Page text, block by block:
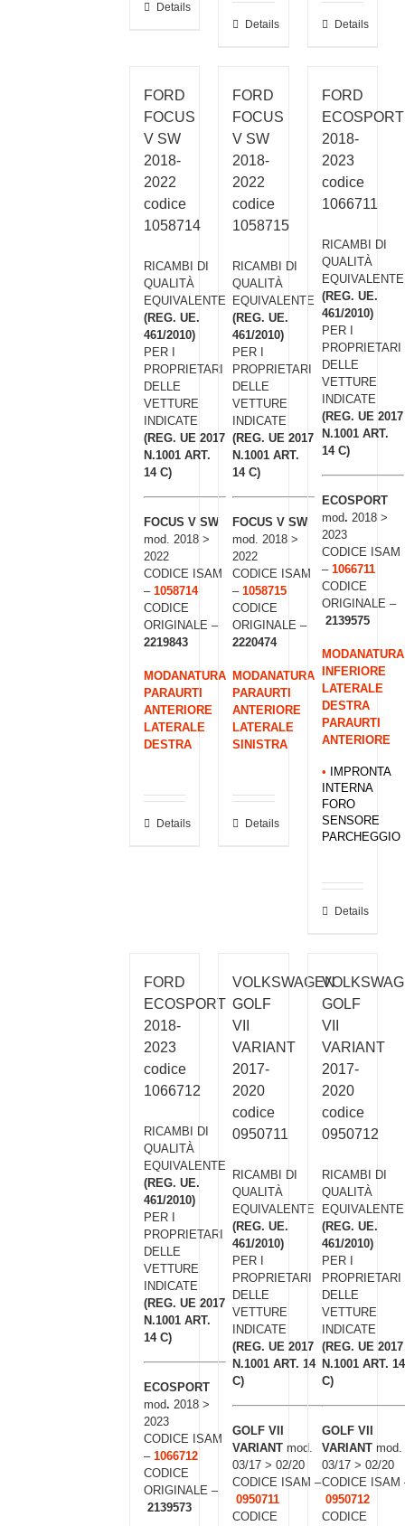
Details
Details
Details
FORD
FOCUS
V SW
2018-
2022
codice
1058714
RICAMBI DI
QUALITÀ
EQUIVALENTE
(REG. UE.
461/2010)
PER I
PROPRIETARI
DELLE
VETTURE
INDICATE
(REG. UE 2017
N.1001 ART.
14 C)
FOCUS V SW
mod. 2018 >
2022
CODICE ISAM
– 1058714
CODICE
ORIGINALE –
2219843
MODANATURA
PARAURTI
ANTERIORE
LATERALE
DESTRA
Details
FORD
FOCUS
V SW
2018-
2022
codice
1058715
RICAMBI DI
QUALITÀ
EQUIVALENTE
(REG. UE.
461/2010)
PER I
PROPRIETARI
DELLE
VETTURE
INDICATE
(REG. UE 2017
N.1001 ART.
14 C)
FOCUS V SW
mod. 2018 >
2022
CODICE ISAM
–1058715
CODICE
ORIGINALE –
2220474
MODANATURA
PARAURTI
ANTERIORE
LATERALE
SINISTRA
Details
FORD
ECOSPORT
2018-
2023
codice
1066711
RICAMBI DI
QUALITÀ
EQUIVALENTE
(REG. UE.
461/2010)
PER I
PROPRIETARI
DELLE
VETTURE
INDICATE
(REG. UE 2017
N.1001 ART.
14 C)
ECOSPORT
mod. 2018 >
2023
CODICE ISAM
– 1066711
CODICE
ORIGINALE –
2139575
MODANATURA
INFERIORE
LATERALE
DESTRA
PARAURTI
ANTERIORE
•
IMPRONTA
INTERNA
FORO
SENSORE
PARCHEGGIO
Details
FORD
ECOSPORT
2018-
2023
codice
1066712
RICAMBI DI
QUALITÀ
EQUIVALENTE
(REG. UE.
461/2010)
PER I
PROPRIETARI
DELLE
VETTURE
INDICATE
(REG. UE 2017
N.1001 ART.
14 C)
ECOSPORT
mod. 2018 >
2023
CODICE ISAM
– 1066712
CODICE
ORIGINALE –
2139573
VOLKSWAGEN
GOLF
VII
VARIANT
2017-
2020
codice
0950711
RICAMBI DI
QUALITÀ
EQUIVALENTE
(REG. UE.
461/2010)
PER I
PROPRIETARI
DELLE
VETTURE
INDICATE
(REG. UE 2017
N.1001 ART. 14
C)
GOLF VII
VARIANTmod.
03/17 > 02/20
CODICE ISAM –
0950711
CODICE
GOLF
VII
VARIANT
2017-
2020
codice
0950712
RICAMBI DI
QUALITÀ
EQUIVALENTE
(REG. UE.
461/2010)
PER I
PROPRIETARI
DELLE
VETTURE
INDICATE
(REG. UE 2017
N.1001 ART. 14
C)
GOLF VII
VARIANT mod.
03/17 > 02/20
CODICE ISAM
0950712
CODICE